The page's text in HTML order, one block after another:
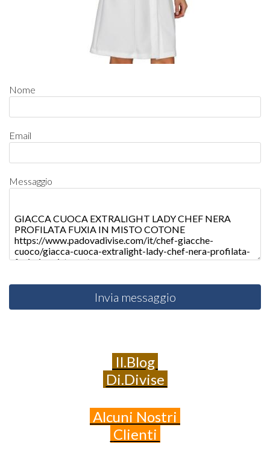
Nome
Email
Messaggio
Invia messaggio
Il.Blog
Di.Divise
Alcuni Nostri
Clienti